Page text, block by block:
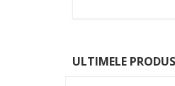
ULTIMELE